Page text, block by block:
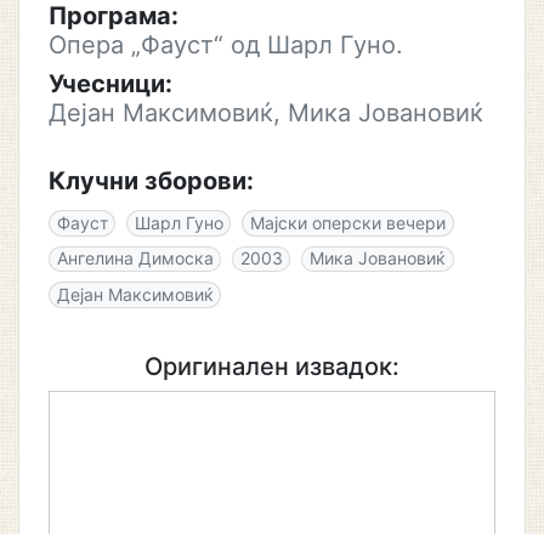
Програма:
Опера „Фауст“ од Шарл Гуно.
Учесници:
Дејан Максимовиќ, Мика Јовановиќ
Клучни зборови:
Фауст Шарл Гуно
Мајски оперски вечери
Ангелина Димоска
2003
Мика Јовановиќ
Дејан Максимовиќ
Оригинален извадок: